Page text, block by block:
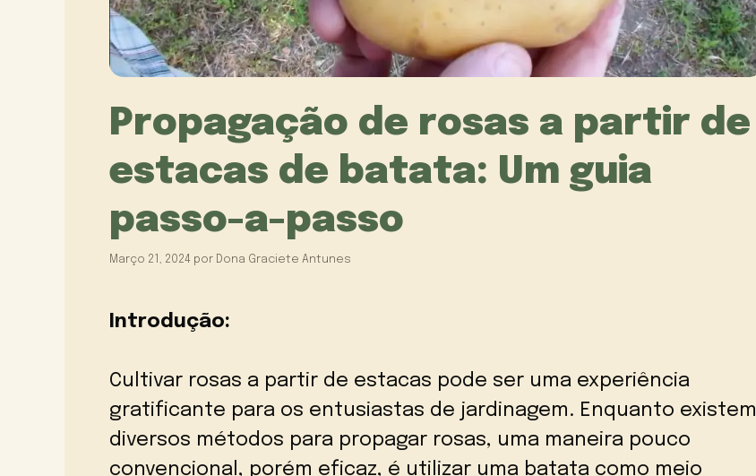
Propagação de rosas a partir de
estacas de batata: Um guia
passo-a-passo
Março 21, 2024 por Dona Graciete Antunes
Introdução:
Cultivar rosas a partir de estacas pode ser uma experiência
gratificante para os entusiastas de jardinagem. Enquanto existem
diversos métodos para propagar rosas, uma maneira pouco
convencional, porém eficaz, é utilizar uma batata como meio